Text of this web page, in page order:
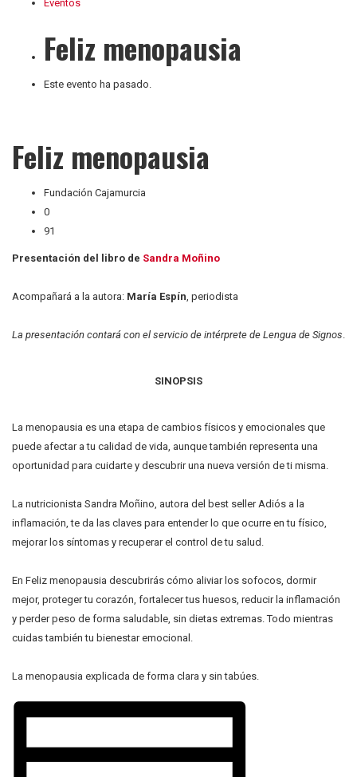
Eventos
Feliz menopausia
Este evento ha pasado.
Feliz menopausia
Fundación Cajamurcia
0
91
Presentación del libro de Sandra Moñino
Acompañará a la autora: María Espín, periodista
La presentación contará con el servicio de intérprete de Lengua de Signos.
SINOPSIS
La menopausia es una etapa de cambios físicos y emocionales que
puede afectar a tu calidad de vida, aunque también representa una
oportunidad para cuidarte y descubrir una nueva versión de ti misma.
La nutricionista Sandra Moñino, autora del best seller Adiós a la
inflamación, te da las claves para entender lo que ocurre en tu físico,
mejorar los síntomas y recuperar el control de tu salud.
En Feliz menopausia descubrirás cómo aliviar los sofocos, dormir
mejor, proteger tu corazón, fortalecer tus huesos, reducir la inflamación
y perder peso de forma saludable, sin dietas extremas. Todo mientras
cuidas también tu bienestar emocional.
La menopausia explicada de forma clara y sin tabúes.